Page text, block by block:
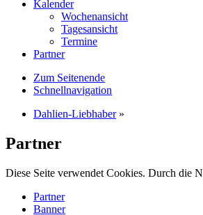
Kalender
Wochenansicht
Tagesansicht
Termine
Partner
Zum Seitenende
Schnellnavigation
Dahlien-Liebhaber »
Partner
Diese Seite verwendet Cookies. Durch die
Partner
Banner